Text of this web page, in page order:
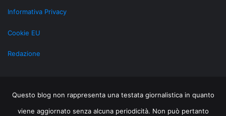
Informativa Privacy
Cookie EU
Redazione
Questo blog non rappresenta una testata giornalistica in quanto
viene aggiornato senza alcuna periodicità. Non può pertanto